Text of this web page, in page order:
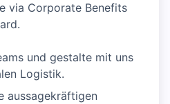
via Corporate Benefits
und gestalte mit uns
Logistik.
aussagekräftigen